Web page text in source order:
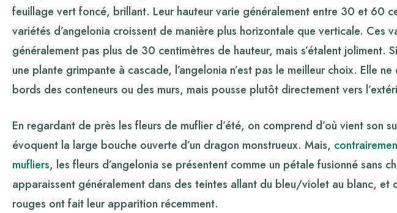
feuillage vert foncé, brillant. Leur hauteur varie généralement entre 30 et 60
variétés d’angelonia croissent de manière plus horizontale que verticale. Ces
généralement pas plus de 30 centimètres de hauteur, mais s’étalent joliment.
une plante grimpante à cascade, l’angelonia n’est pas le meilleur choix. Elle
bords des conteneurs ou des murs, mais pousse plutôt directement vers
En regardant de près les fleurs de muflier d’été, on comprend d’où vient son
évoquent la large bouche ouverte d’un dragon monstrueux. Mais,
mufliers, les fleurs d’angelonia se présentent comme un pétale fusionné sans
apparaissent généralement dans des teintes allant du bleu/violet au blanc, et
rouges ont fait leur apparition récemment.